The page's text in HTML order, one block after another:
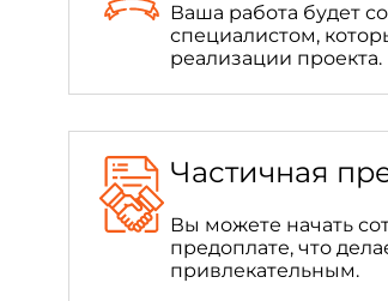
Ваша работа будет
специалистом,
реализации проекта.
Частичная
Вы можете начать
предоплате, что
привлекательным.